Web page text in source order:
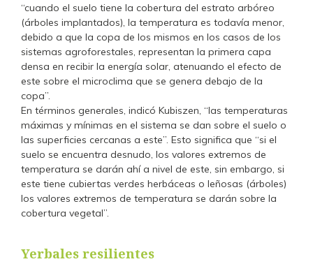
“cuando el suelo tiene la cobertura del estrato arbóreo
(árboles implantados), la temperatura es todavía menor,
debido a que la copa de los mismos en los casos de los
sistemas agroforestales, representan la primera capa
densa en recibir la energía solar, atenuando el efecto de
este sobre el microclima que se genera debajo de la
copa”.
En términos generales, indicó Kubiszen, “las temperaturas
máximas y mínimas en el sistema se dan sobre el suelo o
las superficies cercanas a este”. Esto significa que “si el
suelo se encuentra desnudo, los valores extremos de
temperatura se darán ahí a nivel de este, sin embargo, si
este tiene cubiertas verdes herbáceas o leñosas (árboles)
los valores extremos de temperatura se darán sobre la
cobertura vegetal”.
Yerbales resilientes